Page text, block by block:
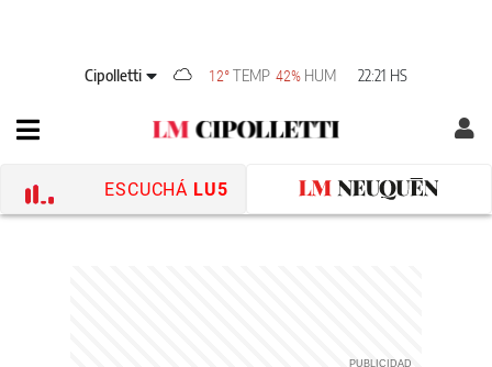
Cipolletti 12° TEMP 42% HUM 22:21 HS
ESCUCHÁ LU5